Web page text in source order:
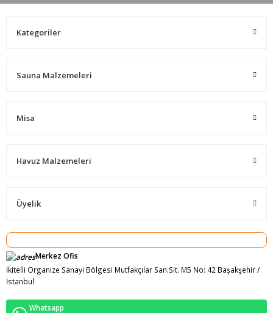
Kategoriler
Sauna Malzemeleri
Misa
Havuz Malzemeleri
Üyelik
Merkez Ofis
İkitelli Organize Sanayi Bölgesi Mutfakçılar San.Sit. M5 No: 42 Başakşehir /
İstanbul
Whatsapp